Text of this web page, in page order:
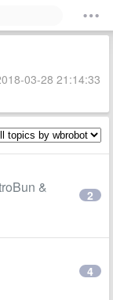
03-28 21:14:33
&
2
4